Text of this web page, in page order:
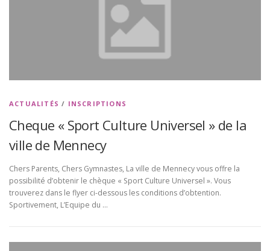
ACTUALITÉS / INSCRIPTIONS
Cheque « Sport Culture Universel » de la
ville de Mennecy
Chers Parents, Chers Gymnastes, La ville de Mennecy vous offre la
possibilité d’obtenir le chèque « Sport Culture Universel ». Vous
trouverez dans le flyer ci-dessous les conditions d’obtention.
Sportivement, L’Equipe du …